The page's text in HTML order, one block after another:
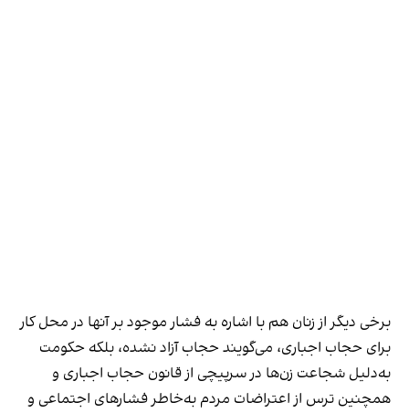
برخی دیگر از زنان هم با اشاره به فشار موجود بر آنها در محل کار
برای حجاب اجباری، می‌گویند حجاب آزاد نشده، بلکه حکومت
به‌دلیل شجاعت زن‌ها در سرپیچی از قانون حجاب اجباری و
همچنین ترس از اعتراضات مردم به‌خاطر فشارهای اجتماعی و